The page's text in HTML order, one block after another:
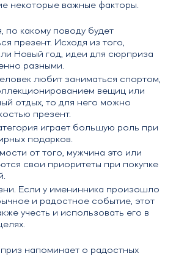
некоторые важные факторы.
по какому поводу будет
презент. Исходя из того,
Новый год, идеи для сюрприза
разными.
любит заниматься спортом,
вещиц или
отдых, то для него можно
презент.
играет большую роль при
подарков.
от того, мужчина это или
свои приоритеты при покупке
Если у именинника произошло
и радостное событие, этот
учесть и использовать его в
напоминает о радостных